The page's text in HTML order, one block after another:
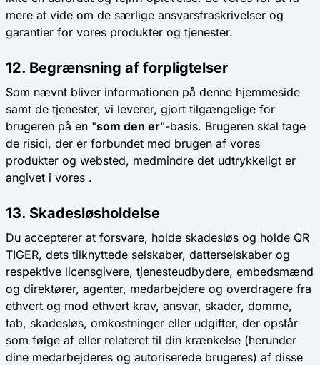
mere at vide om de særlige ansvarsfraskrivelser og
garantier for vores produkter og tjenester.
12. Begrænsning af forpligtelser
Som nævnt bliver informationen på denne hjemmeside
samt de tjenester, vi leverer, gjort tilgængelige for
brugeren på en "som den er"-basis. Brugeren skal tage
de risici, der er forbundet med brugen af ​​vores
produkter og websted, medmindre det udtrykkeligt er
angivet i vores .
13. Skadesløsholdelse
Du accepterer at forsvare, holde skadesløs og holde QR
TIGER, dets tilknyttede selskaber, datterselskaber og
respektive licensgivere, tjenesteudbydere, embedsmænd
og direktører, agenter, medarbejdere og overdragere fra
ethvert og mod ethvert krav, ansvar, skader, domme,
tab, skadesløs, omkostninger eller udgifter, der opstår
som følge af eller relateret til din krænkelse (herunder
dine medarbejderes og autoriserede brugeres) af disse